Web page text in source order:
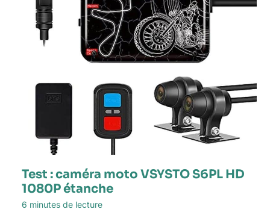
Test : caméra moto VSYSTO S6PL HD
1080P étanche
6 minutes de lecture